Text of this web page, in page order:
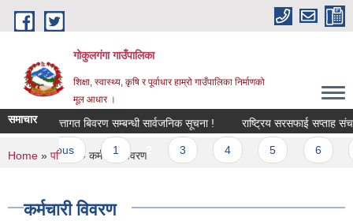
Skip to main content
गोकुलगंगा गाउँपालिका
शिक्षा, स्वास्थ्य, कृषि र पूर्वाधार हाम्रो गाउँपालिका निर्माणको
मूल आधार ।
समाचार
तथा कित्तागत बिवरण सम्बन्धी सार्वजनिक सूचना ! राष्ट्रिय सरसफाई सप्ताह
‹ previous 1 2
You are here
Home » परिचय » कर्मचारी विवरण
कर्मचारी विवरण